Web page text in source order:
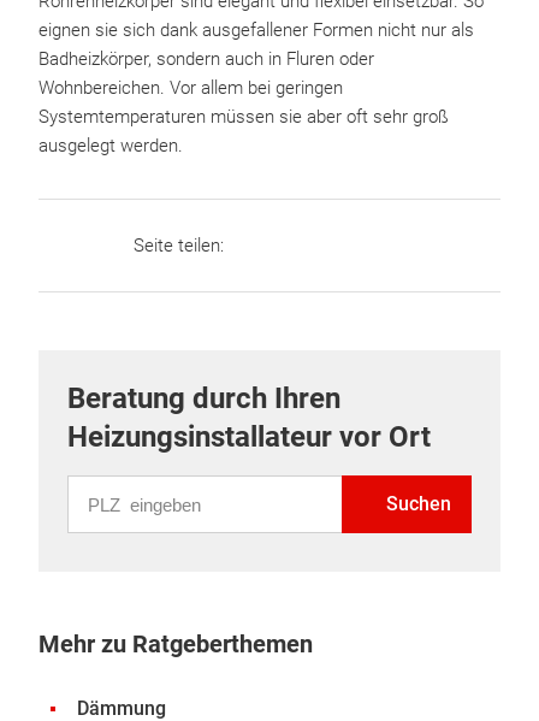
eignen sie sich dank ausgefallener Formen nicht nur als
Badheizkörper, sondern auch in Fluren oder
Wohnbereichen. Vor allem bei geringen
Systemtemperaturen müssen sie aber oft sehr groß
ausgelegt werden.
Seite teilen:
Beratung durch Ihren
Heizungsinstallateur vor Ort
Suchen
Mehr zu Ratgeberthemen
Dämmung